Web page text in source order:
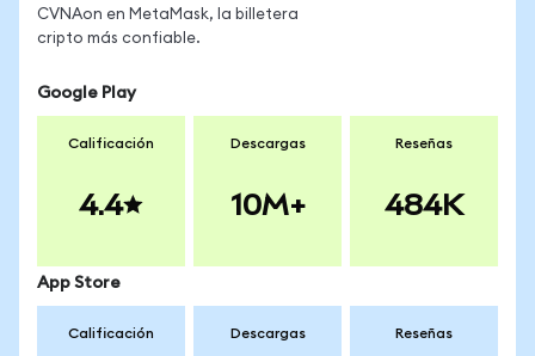
CVNAon en MetaMask, la billetera
cripto más confiable.
Google Play
Calificación
4.4
Descargas
10M+
Reseñas
484K
App Store
Calificación Descargas Reseñas